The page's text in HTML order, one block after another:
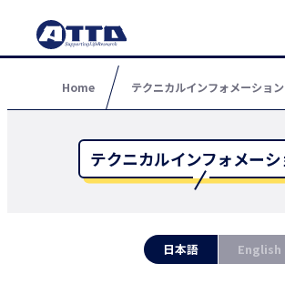
Home テクニカルインフォメーション
テクニカルインフォメー
日本語 English